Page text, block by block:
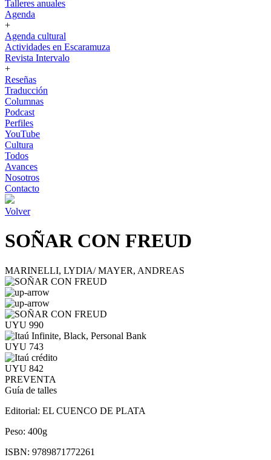
Talleres anuales
Agenda
+
Agenda cultural
Actividades en Escaramuza
Revista Intervalo
+
Reseñas
Traducción
Columnas
Podcast
Perfiles
YouTube
Cultura
Todos
Avances
Nosotros
Contacto
Volver
SOÑAR CON FREUD
MARINELLI, LYDIA/ MAYER, ANDREAS
UYU 990
UYU 743
UYU 842
PREVENTA
Guía de talles
Editorial: EL CUENCO DE PLATA
Peso: 400g
ISBN: 9789871772261